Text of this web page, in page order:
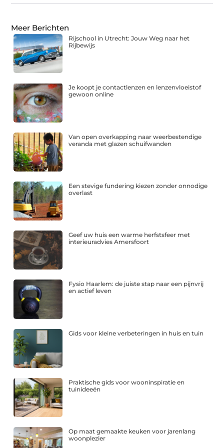
Meer Berichten
Rijschool in Utrecht: Jouw Weg naar het
Rijbewijs
Je koopt je contactlenzen en lenzenvloeistof
gewoon online
Van open overkapping naar weerbestendige
veranda met glazen schuifwanden
Een stevige fundering kiezen zonder onnodige
overlast
Geef uw huis een warme herfstsfeer met
interieuradvies Amersfoort
Fysio Haarlem: de juiste stap naar een pijnvrij
en actief leven
Gids voor kleine verbeteringen in huis en tuin
Praktische gids voor wooninspiratie en
tuinideeën
Op maat gemaakte keuken voor jarenlang
woonplezier